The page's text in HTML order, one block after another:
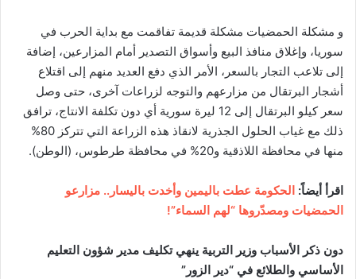
و مشكلة الحمضيات مشكلة قديمة تفاقمت مع بداية الحرب في
سوريا، وإغلاق منافذ البيع وأسواق التصدير أمام المزارعين، إضافة
إلى تلاعب التجار بالسعر، الأمر الذي دفع العديد منهم إلى اقتلاع
أشجار البرتقال من مزارعهم والتوجه لزراعات آخرى، حتى وصل
سعر كيلو البرتقال إلى 12 ليرة سورية أي دون تكلفة الانتاج، ترافق
ذلك مع غياب الحلول الجذرية لانقاذ هذه الزراعة التي تتركز 80%
منها في محافظة اللاذقية و20% في محافظة طرطوس، (الوطن).
اقرأ أيضاً: الحكومة عطت باليمين وأخدت باليسار.. مزارعو
الحمضيات ومصدّروها “لهم السماء”!
دون ذكر الأسباب وزير التربية ينهي تكليف مدير شؤون التعليم
الأساسي والطلائع في “دير الزور”